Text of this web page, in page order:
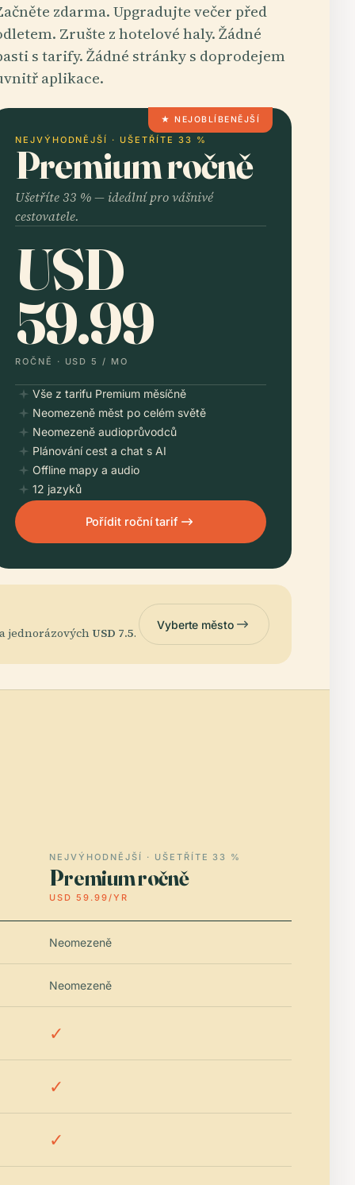
zdarma. Upgradujte večer před
Zrušte z hotelové haly. Žádné
s tarify. Žádné stránky s doprodejem
aplikace.
★ NEJOBLÍBENĚJŠÍ
NEJVÝHODNĚJŠÍ · UŠETŘÍTE 33 %
Premium ročně
Ušetříte 33 % — ideální pro vášnivé
cestovatele.
USD
59.99
ROČNĚ · USD 5 / MO
Vše z tarifu Premium měsíčně
Neomezeně měst po celém světě
Neomezeně audioprůvodců
Plánování cest a chat s AI
Offline mapy a audio
12 jazyků
Pořídit roční tarif
jednorázových USD 7.5.
Vyberte město
NEJVÝHODNĚJŠÍ · UŠETŘÍTE 33 %
Premium ročně
USD 59.99/YR
Neomezeně
Neomezeně
✓
✓
✓